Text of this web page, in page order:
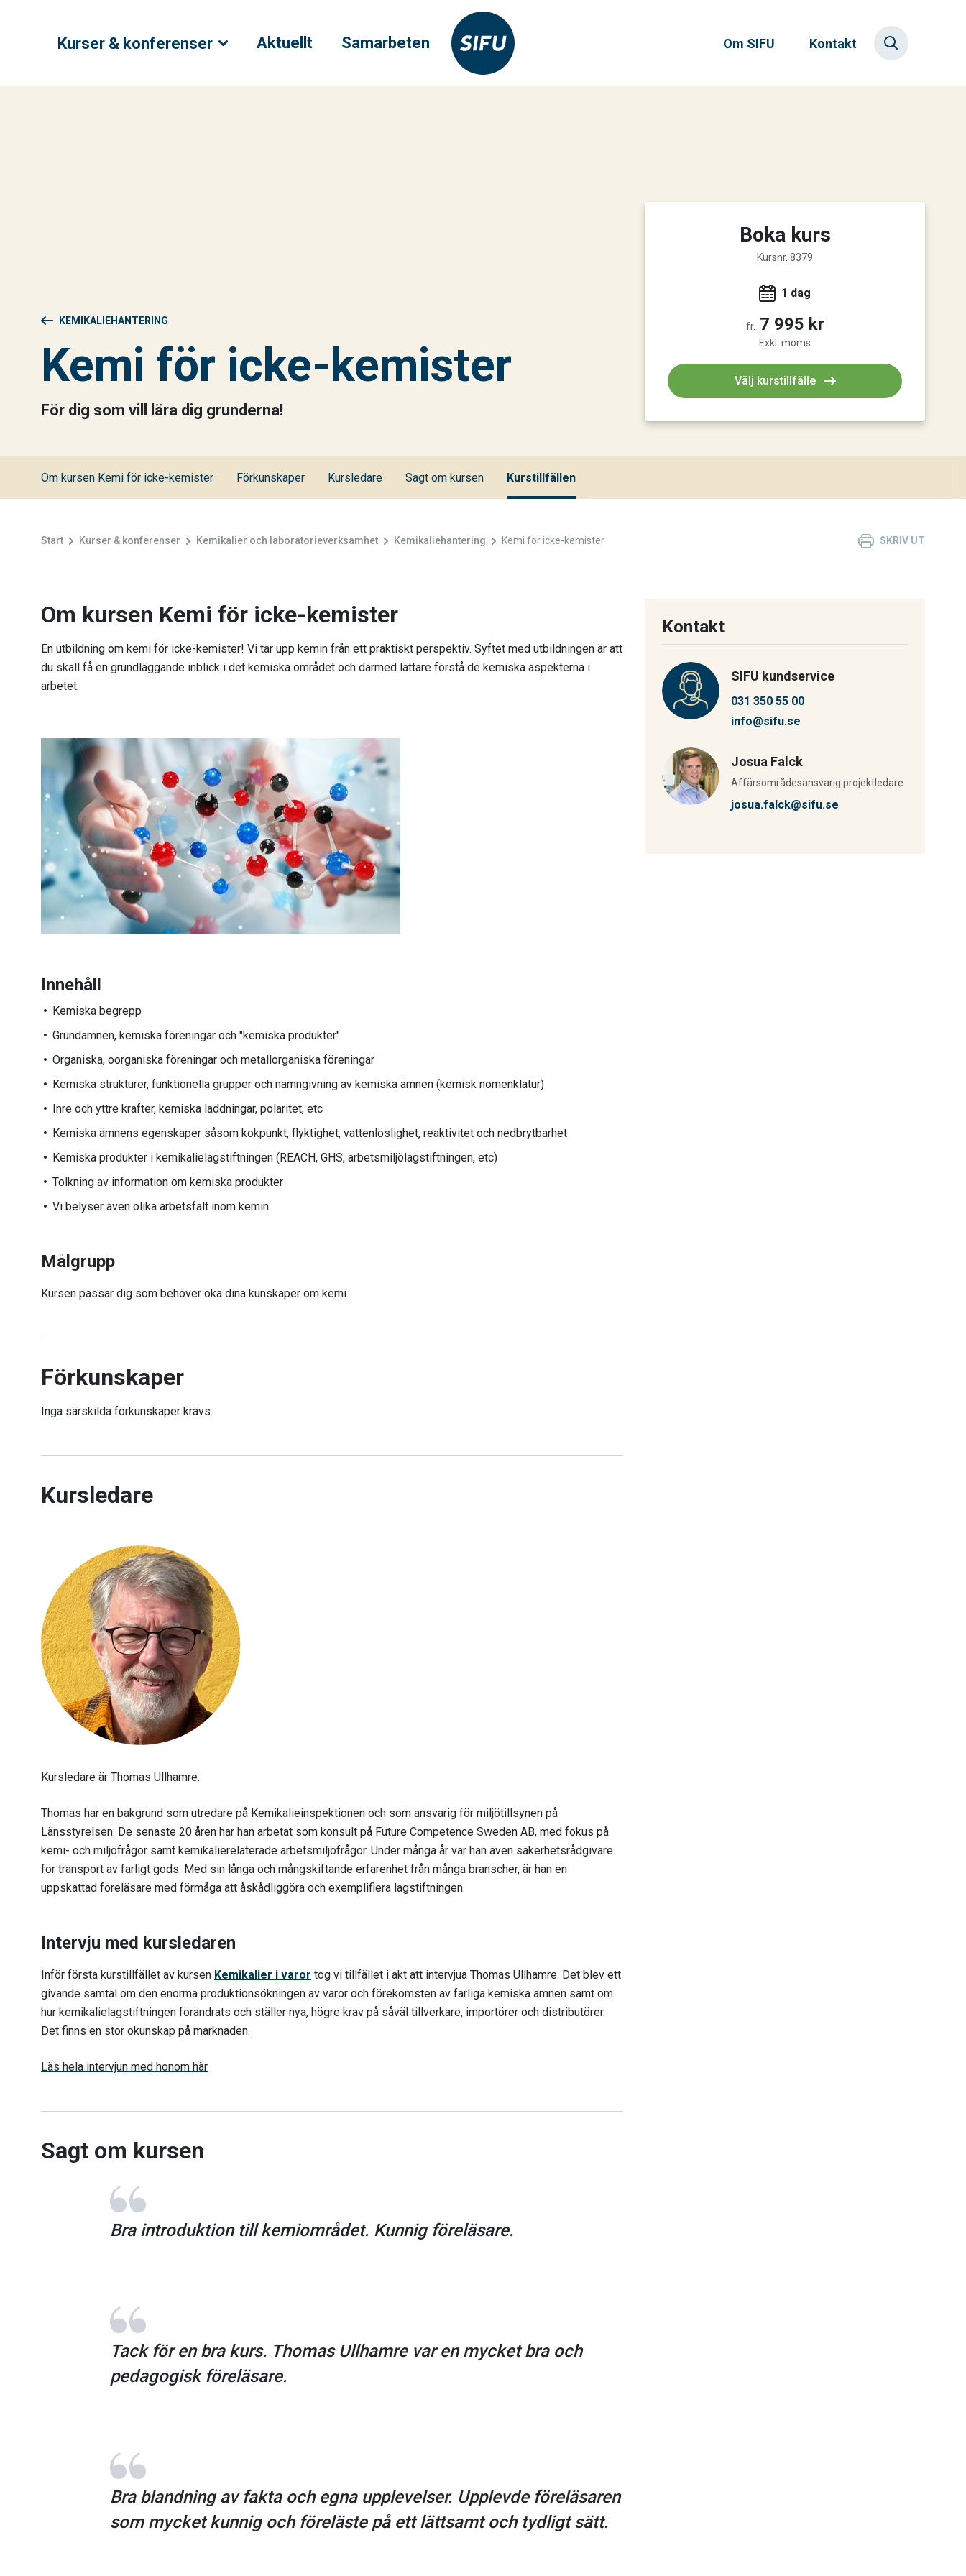
Kurser & konferenser Aktuellt Samarbeten Om SIFU Kontakt
KEMIKALIEHANTERING
Kemi för icke-kemister
För dig som vill lära dig grunderna!
Boka kurs
Kursnr. 8379
1 dag
fr. 7 995 kr
Exkl. moms
Välj kurstillfälle
Om kursen Kemi för icke-kemister Förkunskaper Kursledare Sagt om kursen Kurstillfällen
Start Kurser & konferenser Kemikalier och laboratorieverksamhet Kemikaliehantering Kemi för icke-kemister SKRIV UT
Om kursen Kemi för icke-kemister
En utbildning om kemi för icke-kemister! Vi tar upp kemin från ett praktiskt perspektiv. Syftet med utbildningen är att
du skall få en grundläggande inblick i det kemiska området och därmed lättare förstå de kemiska aspekterna i
arbetet.
Innehåll
Kemiska begrepp
Grundämnen, kemiska föreningar och "kemiska produkter"
Organiska, oorganiska föreningar och metallorganiska föreningar
Kemiska strukturer, funktionella grupper och namngivning av kemiska ämnen (kemisk nomenklatur)
Inre och yttre krafter, kemiska laddningar, polaritet, etc
Kemiska ämnens egenskaper såsom kokpunkt, flyktighet, vattenlöslighet, reaktivitet och nedbrytbarhet
Kemiska produkter i kemikalielagstiftningen (REACH, GHS, arbetsmiljölagstiftningen, etc)
Tolkning av information om kemiska produkter
Vi belyser även olika arbetsfält inom kemin
Målgrupp
Kursen passar dig som behöver öka dina kunskaper om kemi.
Förkunskaper
Inga särskilda förkunskaper krävs.
Kursledare
Kursledare är Thomas Ullhamre.
Thomas har en bakgrund som utredare på Kemikalieinspektionen och som ansvarig för miljötillsynen på
Länsstyrelsen. De senaste 20 åren har han arbetat som konsult på Future Competence Sweden AB, med fokus på
kemi- och miljöfrågor samt kemikalierelaterade arbetsmiljöfrågor. Under många år var han även säkerhetsrådgivare
för transport av farligt gods. Med sin långa och mångskiftande erfarenhet från många branscher, är han en
uppskattad föreläsare med förmåga att åskådliggöra och exemplifiera lagstiftningen.
Intervju med kursledaren
Inför första kurstillfället av kursen Kemikalier i varor tog vi tillfället i akt att intervjua Thomas Ullhamre. Det blev ett
givande samtal om den enorma produktionsökningen av varor och förekomsten av farliga kemiska ämnen samt om
hur kemikalielagstiftningen förändrats och ställer nya, högre krav på såväl tillverkare, importörer och distributörer.
Det finns en stor okunskap på marknaden.
Läs hela intervjun med honom här
Sagt om kursen
Bra introduktion till kemiområdet. Kunnig föreläsare.
Tack för en bra kurs. Thomas Ullhamre var en mycket bra och
pedagogisk föreläsare.
Bra blandning av fakta och egna upplevelser. Upplevde föreläsaren
som mycket kunnig och föreläste på ett lättsamt och tydligt sätt.
Kontakt
SIFU kundservice
031 350 55 00
info@sifu.se
Josua Falck
Affärsområdesansvarig projektledare
josua.falck@sifu.se